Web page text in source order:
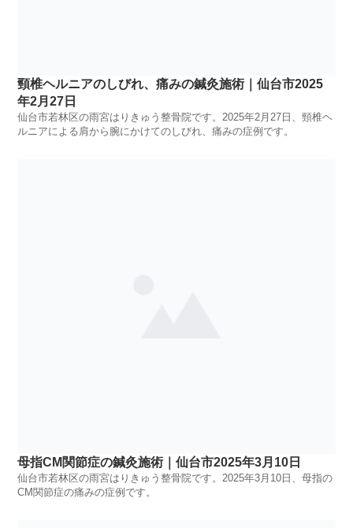
頸椎ヘルニアのしびれ、痛みの鍼灸施術｜仙台市2025
年2月27日
仙台市若林区の雨宮はりきゅう整骨院です。2025年2月27日、頸椎ヘ
ルニアによる肩から腕にかけてのしびれ、痛みの症例です。
母指CM関節症の鍼灸施術｜仙台市2025年3月10日
仙台市若林区の雨宮はりきゅう整骨院です。2025年3月10日、母指の
CM関節症の痛みの症例です。